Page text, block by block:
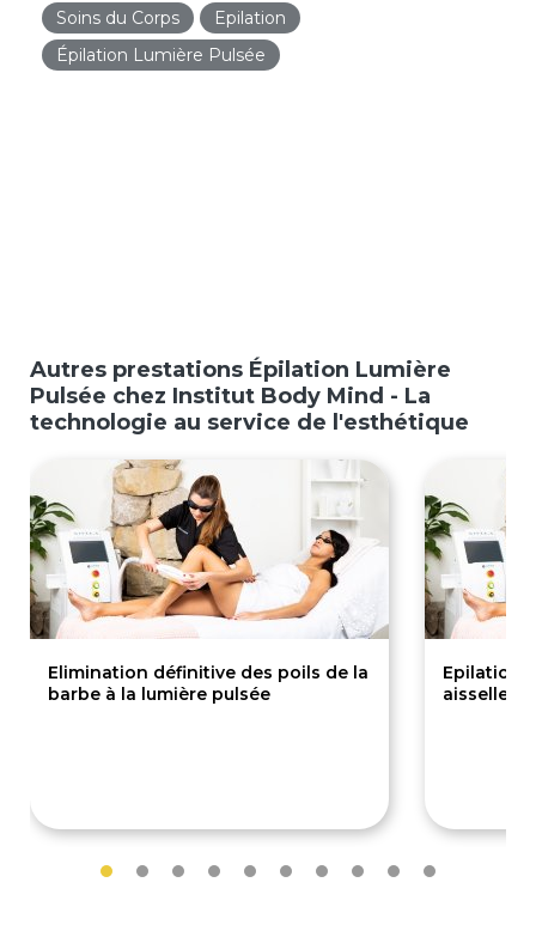
Soins du Corps
Epilation
Épilation Lumière Pulsée
Autres prestations Épilation Lumière
Pulsée chez Institut Body Mind - La
technologie au service de l'esthétique
Elimination définitive des poils de la
barbe à la lumière pulsée
Epilation
aisselles -